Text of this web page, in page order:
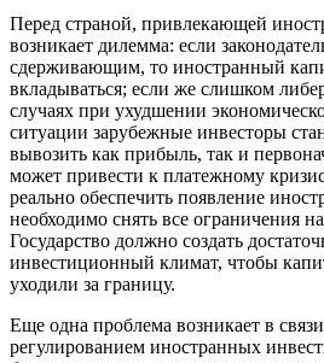
Перед страной, привлекающей
возникает дилемма: если
сдерживающим, то иностранный
вкладываться; если же слишком
случаях при ухудшении
ситуации зарубежные инвесторы
вывозить как прибыль, так и
может привести к платежному
реально обеспечить появление
необходимо снять все ограничения
Государство должно создать
инвестиционный климат, чтобы
уходили за границу.
Еще одна проблема возникает в
регулированием иностранных